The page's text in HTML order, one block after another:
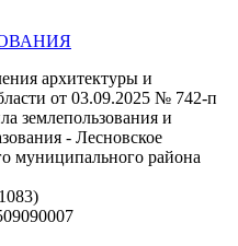
архитектуры и
от 03.09.2025 № 742-п
землепользования и
- Лесновское
муниципального района